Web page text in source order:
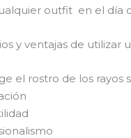
outfit en el día
y ventajas de utilizar
el rostro de los rayos